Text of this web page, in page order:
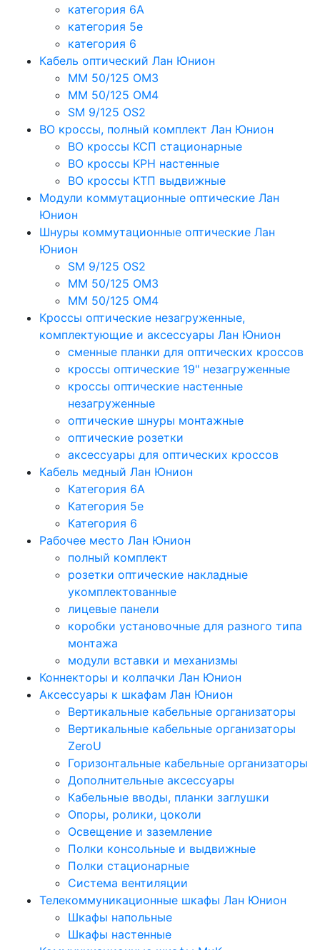
категория 6A
категория 5e
категория 6
Кабель оптический Лан Юнион
MM 50/125 OM3
MM 50/125 OM4
SM 9/125 OS2
ВО кроссы, полный комплект Лан Юнион
ВО кроссы КСП стационарные
ВО кроссы КРН настенные
ВО кроссы КТП выдвижные
Модули коммутационные оптические Лан
Юнион
Шнуры коммутационные оптические Лан
Юнион
SM 9/125 OS2
MM 50/125 OM3
MM 50/125 OM4
Кроссы оптические незагруженные,
комплектующие и аксессуары Лан Юнион
сменные планки для оптических кроссов
кроссы оптические 19" незагруженные
кроссы оптические настенные
незагруженные
оптические шнуры монтажные
оптические розетки
аксессуары для оптических кроссов
Кабель медный Лан Юнион
Категория 6A
Категория 5e
Категория 6
Рабочее место Лан Юнион
полный комплект
розетки оптические накладные
укомплектованные
лицевые панели
коробки установочные для разного типа
монтажа
модули вставки и механизмы
Коннекторы и колпачки Лан Юнион
Аксессуары к шкафам Лан Юнион
Вертикальные кабельные организаторы
Вертикальные кабельные организаторы
ZeroU
Горизонтальные кабельные организаторы
Дополнительные аксессуары
Кабельные вводы, планки заглушки
Опоры, ролики, цоколи
Освещение и заземление
Полки консольные и выдвижные
Полки стационарные
Система вентиляции
Телекоммуникационные шкафы Лан Юнион
Шкафы напольные
Шкафы настенные